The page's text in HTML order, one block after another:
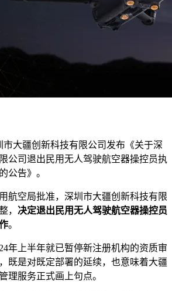
市大疆创新科技有限公司发布《关于深
公司退出民用无人驾驶航空器操控员执
公告》。
航空局批准，深圳市大疆创新科技有限
， 决定退出民用无人驾驶航空器操控员
。
年上半年就已暂停新注册机构的资质审
既是对既定部署的延续，也意味着大疆
理服务正式画上句点。